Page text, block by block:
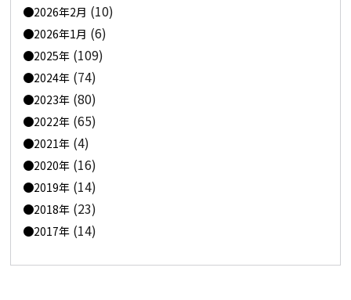
2026年2月 (10)
2026年1月 (6)
2025年 (109)
2024年 (74)
2023年 (80)
2022年 (65)
2021年 (4)
2020年 (16)
2019年 (14)
2018年 (23)
2017年 (14)